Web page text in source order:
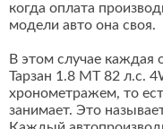
когда оплата
модели авто она своя.
В этом случае каждая
Тарзан 1.8 MT 82 л.с.
хронометражем, то
занимает. Это